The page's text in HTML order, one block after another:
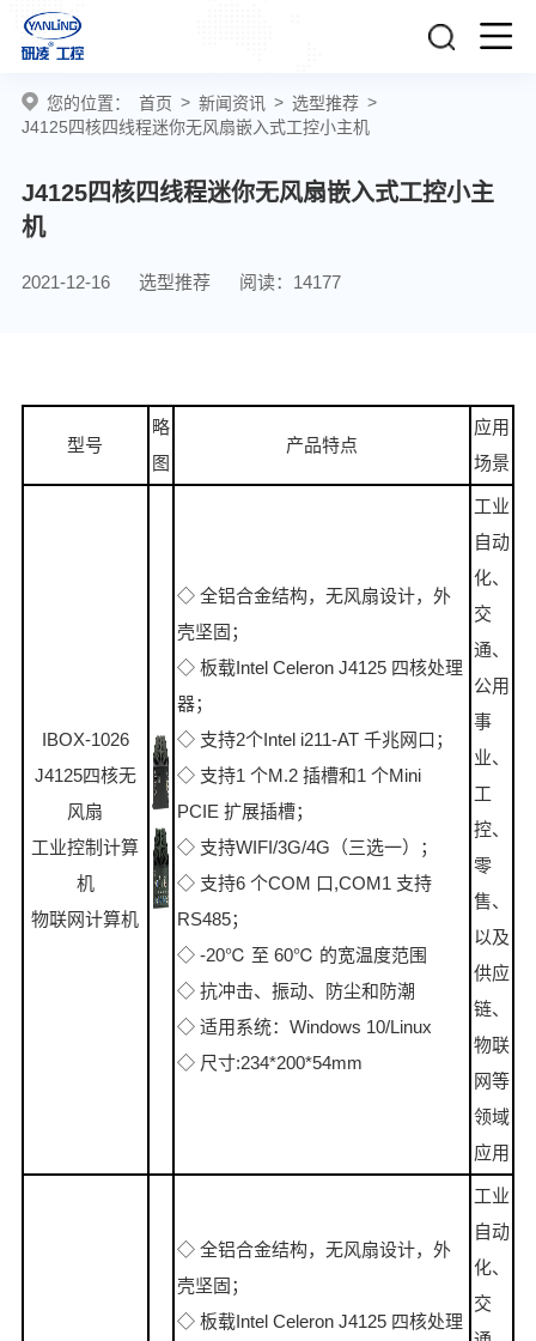
您的位置： 首页 > 新闻资讯 > 选型推荐 >
J4125四核四线程迷你无风扇嵌入式工控小主机
J4125四核四线程迷你无风扇嵌入式工控小主
机
2021-12-16 选型推荐 阅读：14177
型号
略
图
产品特点
应用
场景
IBOX-1026
J4125四核无
风扇
工业控制计算
机
物联网计算机
◇ 全铝合金结构，无风扇设计，外
壳坚固；
◇ 板载Intel Celeron J4125 四核处理
器；
◇ 支持2个Intel i211-AT 千兆网口；
◇ 支持1 个M.2 插槽和1 个Mini
PCIE 扩展插槽；
◇ 支持WIFI/3G/4G（三选一）；
◇ 支持6 个COM 口,COM1 支持
RS485；
◇ -20℃ 至 60℃ 的宽温度范围
◇ 抗冲击、振动、防尘和防潮
◇ 适用系统：Windows 10/Linux
◇ 尺寸:234*200*54mm
工业
自动
化、
交
通、
公用
事
业、
工
控、
零
售、
以及
供应
链、
物联
网等
领域
应用
◇ 全铝合金结构，无风扇设计，外
壳坚固；
◇ 板载Intel Celeron J4125 四核处理
工业
自动
化、
交